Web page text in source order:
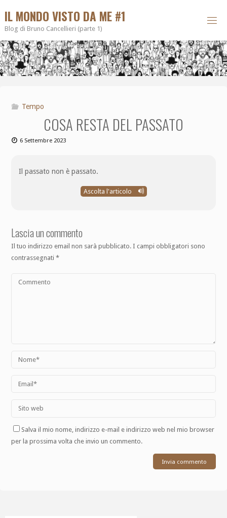
IL MONDO VISTO DA ME #1
Blog di Bruno Cancellieri (parte 1)
Tempo
COSA RESTA DEL PASSATO
6 Settembre 2023
Il passato non è passato.
Ascolta l'articolo
Lascia un commento
Il tuo indirizzo email non sarà pubblicato. I campi obbligatori sono
contrassegnati*
Salva il mio nome, indirizzo e-mail e indirizzo web nel mio browser
per la prossima volta che invio un commento.